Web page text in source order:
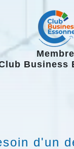
Membre
Business
d'un